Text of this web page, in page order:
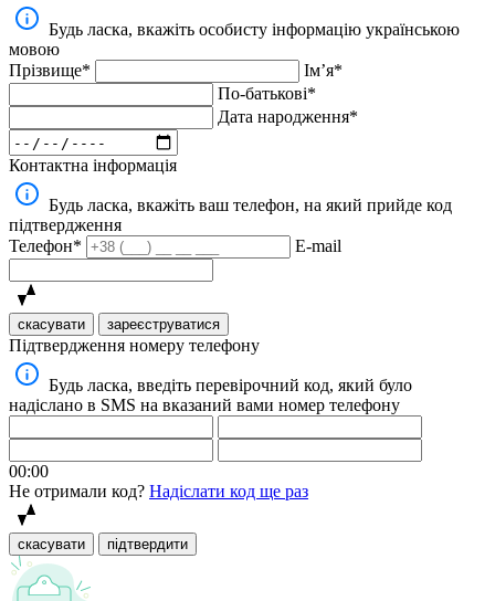
Будь ласка, вкажіть особисту інформацію українською
мовою
Прізвище*
Імʼя*
По-батькові*
Дата народження*
Контактна інформація
Будь ласка, вкажіть ваш телефон, на який прийде код
підтвердження
Телефон*
E-mail
скасувати зареєструватися
Підтвердження номеру телефону
Будь ласка, введіть перевірочний код, який було
надіслано в SMS на вказаний вами номер телефону
00:00
Не отримали код? Надіслати код ще раз
скасувати підтвердити